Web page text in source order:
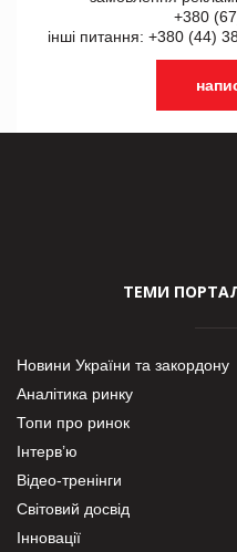
+380
інші питання: +380 (44)
ТЕМИ
Новини України та закордону
Аналітика ринку
Топи про ринок
Інтерв’ю
Відео-тренінги
Світовий досвід
Інновації